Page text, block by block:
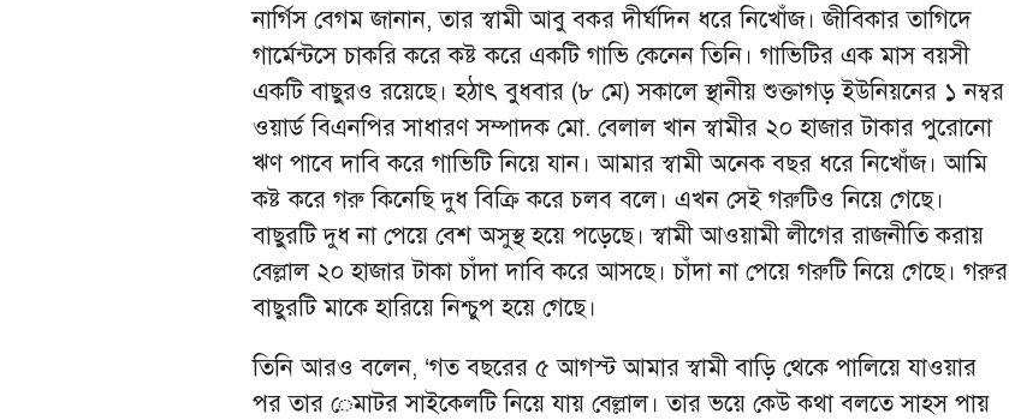
নার্গিস বেগম জানান, তার স্বামী আবু বকর দীর্ঘদিন ধরে নিখোঁজ। জীবিকার তাগিদে
গার্মেন্টসে চাকরি করে কষ্ট করে একটি গাভি কেনেন তিনি। গাভিটির এক মাস বয়সী
একটি বাছুরও রয়েছে। হঠাৎ বুধবার (৮ মে) সকালে স্থানীয় শুক্তাগড় ইউনিয়নের ১ নম্বর
ওয়ার্ড বিএনপির সাধারণ সম্পাদক মো. বেলাল খান স্বামীর ২০ হাজার টাকার পুরোনো
ঋণ পাবে দাবি করে গাভিটি নিয়ে যান। আমার স্বামী অনেক বছর ধরে নিখোঁজ। আমি
কষ্ট করে গরু কিনেছি দুধ বিক্রি করে চলব বলে। এখন সেই গরুটিও নিয়ে গেছে।
বাছুরটি দুধ না পেয়ে বেশ অসুস্থ হয়ে পড়েছে। ‎স্বামী আওয়ামী লীগের রাজনীতি করায়
বেল্লাল ২০ হাজার টাকা চাঁদা দাবি করে আসছে। চাঁদা না পেয়ে গরুটি নিয়ে গেছে। গরুর
বাছুরটি মাকে হারিয়ে নিশ্চুপ হয়ে গেছে।
তিনি আরও বলেন, ‘গত বছরের ৫ আগস্ট আমার স্বামী বাড়ি থেকে পালিয়ে যাওয়ার
পর তার েমাটর সাইকেলটি নিয়ে যায় বেল্লাল। তার ভয়ে কেউ কথা বলতে সাহস পায়